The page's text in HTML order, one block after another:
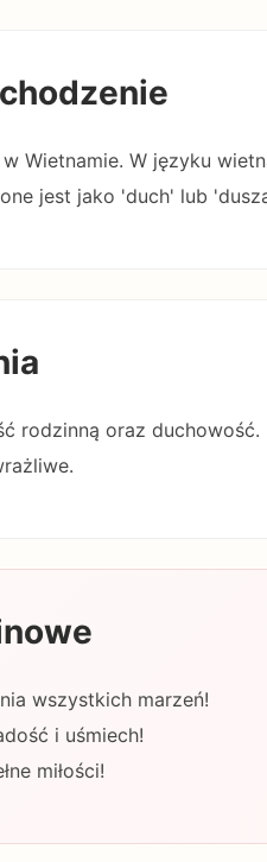
Wietnamie. W języku
jest jako 'duch' lub
rodzinną oraz
wszystkich marzeń!
i uśmiech!
miłości!